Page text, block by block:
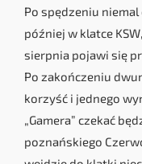
Po spędzeniu niemal
później w klatce
sierpnia pojawi się
Po zakończeniu
korzyść i jednego
„Gamera” czekać
poznańskiego